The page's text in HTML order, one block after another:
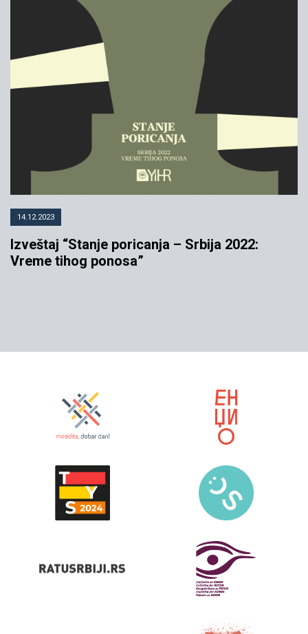
14.12.2023
Izveštaj “Stanje poricanja – Srbija 2022:
Vreme tihog ponosa”